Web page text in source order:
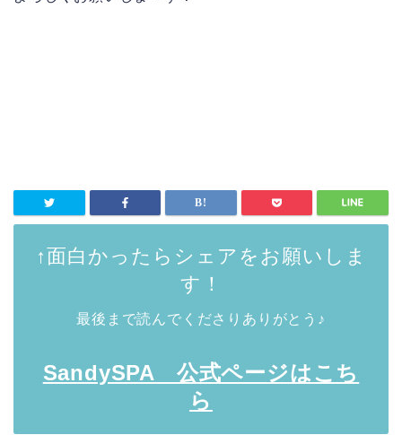
↑面白かったらシェアをお願いしま
す！
最後まで読んでくださりありがとう♪
SandySPA 公式ページはこち
ら